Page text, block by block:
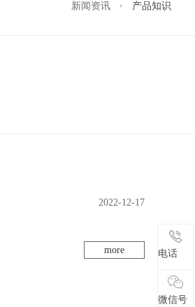
电话
微信号
新闻资讯 产品知识
2022-12-17
more 电话
微信号